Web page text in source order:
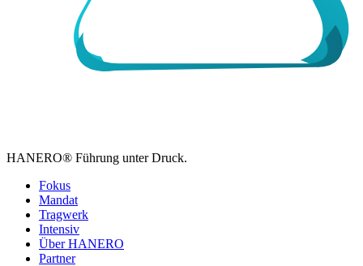
HANERO® Führung unter Druck.
Fokus
Mandat
Tragwerk
Intensiv
Über HANERO
Partner